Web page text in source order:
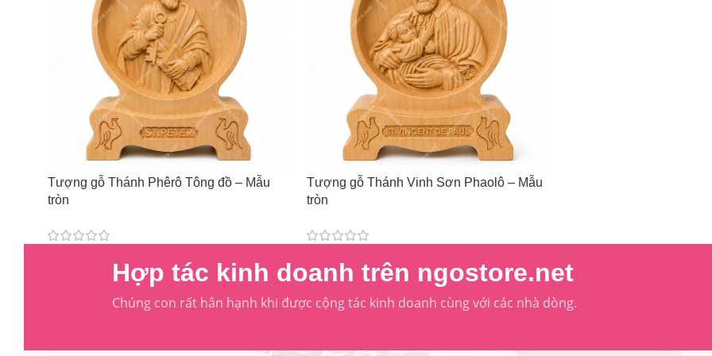
Tượng gỗ Thánh Phêrô Tông đồ – Mẫu
tròn
Tượng gỗ Thánh Vinh Sơn Phaolô – Mẫu
tròn
Hợp tác kinh doanh trên ngostore.net
Chúng con rất hân hạnh khi được cộng tác kinh doanh cùng với các nhà dòng.